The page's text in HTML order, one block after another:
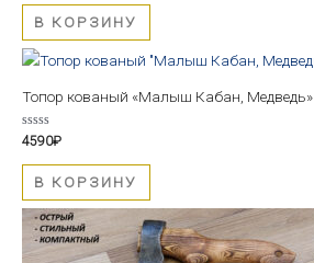
из
В КОРЗИНУ
Топор кованый «Малыш Кабан, Медведь»
Оценка
из
4590₽
В КОРЗИНУ